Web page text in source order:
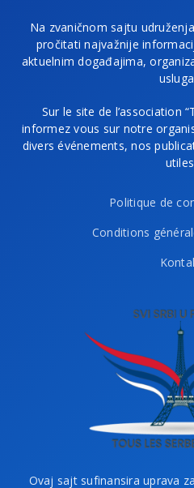
Na zvaničnom sajtu
pročitati najvažnije
aktuelnim događajima,
Sur le site de l’association
informez vous sur notre
divers événements, nos
Politique de
Conditions
Ovaj sajt sufinansira uprava